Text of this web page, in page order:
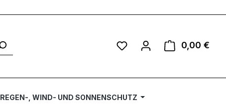
Du hast 0 Produkte auf
0,00 €
REGEN-, WIND- UND SONNENSCHUTZ